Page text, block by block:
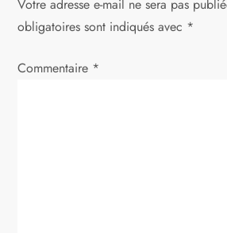
t
i
Votre adresse e-mail ne sera pas
obligatoires sont indiqués avec *
Commentaire *